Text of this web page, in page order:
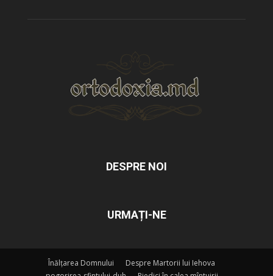
DESPRE NOI
URMAȚI-NE
Înălțarea Domnului
Despre Martorii lui Iehova